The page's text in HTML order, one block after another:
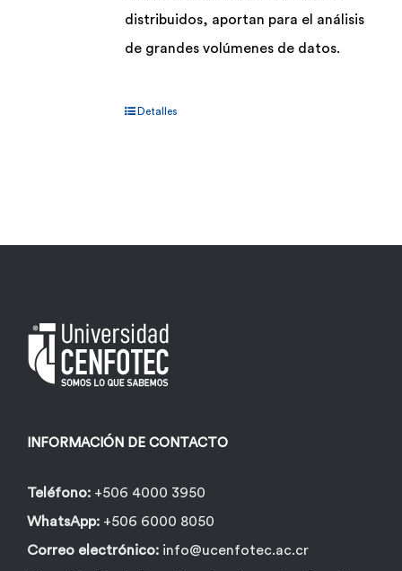
distribuidos, aportan para el análisis
de grandes volúmenes de datos.
Detalles
INFORMACIÓN DE CONTACTO
Teléfono: +506 4000 3950
WhatsApp: +506 6000 8050
Correo electrónico: info@ucenfotec.ac.cr